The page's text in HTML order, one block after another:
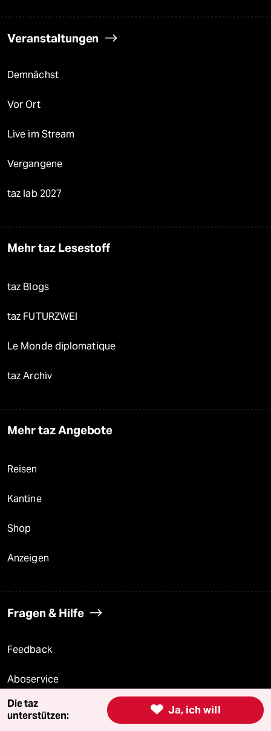
Veranstaltungen
Demnächst
Vor Ort
Live im Stream
Vergangene
taz lab 2027
Mehr taz Lesestoff
taz Blogs
taz FUTURZWEI
Le Monde diplomatique
taz Archiv
Mehr taz Angebote
Reisen
Kantine
Shop
Anzeigen
Fragen & Hilfe
Feedback
Aboservice
ePaper Login  Ja, ich will
Die taz
unterstützen: